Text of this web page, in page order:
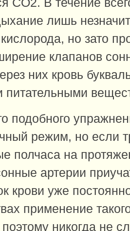
лишь
но зато
клапанов
них кровь
питательными
подобного
режим, но если
полчаса на
артерии
крови уже
применение
никогда не